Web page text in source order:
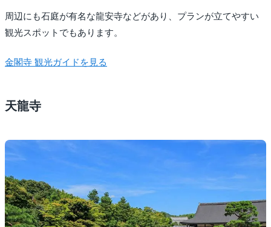
周辺にも石庭が有名な龍安寺などがあり、プランが立てやすい
観光スポットでもあります。
金閣寺 観光ガイドを見る
天龍寺